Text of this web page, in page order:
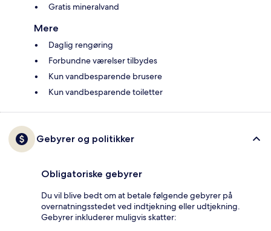
Gratis mineralvand
Mere
Daglig rengøring
Forbundne værelser tilbydes
Kun vandbesparende brusere
Kun vandbesparende toiletter
Gebyrer og politikker
Obligatoriske gebyrer
Du vil blive bedt om at betale følgende gebyrer på
overnatningsstedet ved indtjekning eller udtjekning.
Gebyrer inkluderer muligvis skatter: